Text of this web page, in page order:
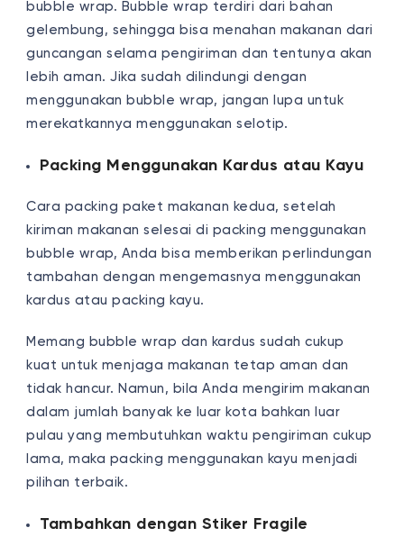
bubble wrap. Bubble wrap terdiri dari bahan
gelembung, sehingga bisa menahan makanan dari
guncangan selama pengiriman dan tentunya akan
lebih aman. Jika sudah dilindungi dengan
menggunakan bubble wrap, jangan lupa untuk
merekatkannya menggunakan selotip.
Packing Menggunakan Kardus atau Kayu
Cara packing paket makanan kedua, setelah
kiriman makanan selesai di packing menggunakan
bubble wrap, Anda bisa memberikan perlindungan
tambahan dengan mengemasnya menggunakan
kardus atau packing kayu.
Memang bubble wrap dan kardus sudah cukup
kuat untuk menjaga makanan tetap aman dan
tidak hancur. Namun, bila Anda mengirim makanan
dalam jumlah banyak ke luar kota bahkan luar
pulau yang membutuhkan waktu pengiriman cukup
lama, maka packing menggunakan kayu menjadi
pilihan terbaik.
Tambahkan dengan Stiker Fragile